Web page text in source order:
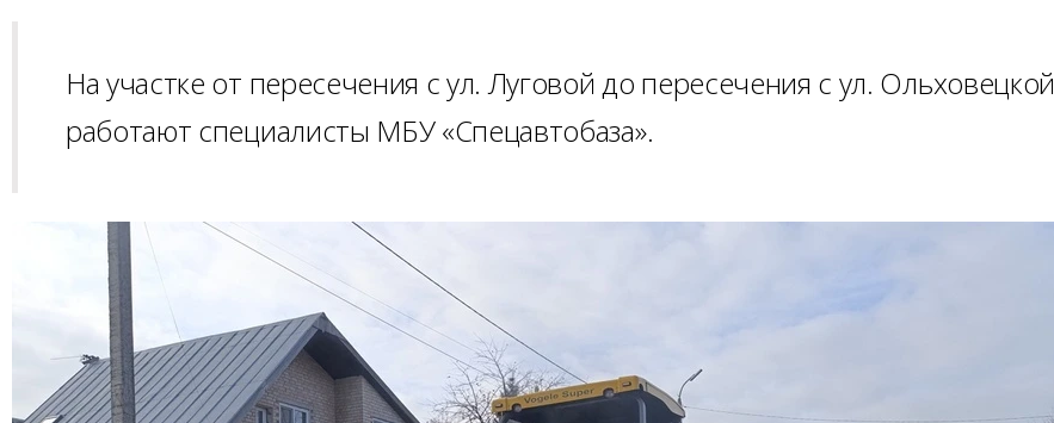
На участке от пересечения с ул. Луговой до пересечения с ул. Ольховецкой
работают специалисты МБУ «Спецавтобаза».